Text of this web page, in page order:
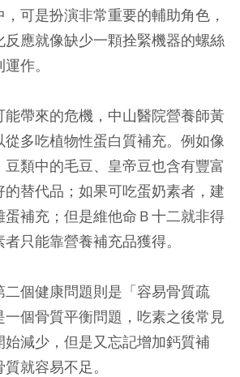
可是扮演非常重要的輔助角色，
應就像缺少一顆拴緊機器的螺絲
作。
帶來的危機，中山醫院營養師黃
多吃植物性蛋白質補充。例如像
類中的毛豆、皇帝豆也含有豐富
替代品；如果可吃蛋奶素者，建
補充；但是維他命Ｂ十二就非得
只能靠營養補充品獲得。
個健康問題則是「容易骨質疏
個骨質平衡問題，吃素之後常見
始減少，但是又忘記增加鈣質補
就容易不足。